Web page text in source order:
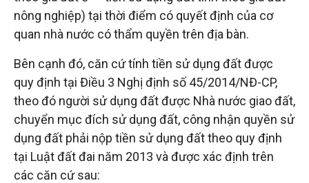
nông nghiệp) tại thời điểm có quyết định của cơ
quan nhà nước có thẩm quyền trên địa bàn.
Bên cạnh đó, căn cứ tính tiền sử dụng đất được
quy định tại Điều 3 Nghị định số 45/2014/NĐ-CP,
theo đó người sử dụng đất được Nhà nước giao đất,
chuyển mục đích sử dụng đất, công nhận quyền sử
dụng đất phải nộp tiền sử dụng đất theo quy định
tại Luật đất đai năm 2013 và được xác định trên
các căn cứ sau: